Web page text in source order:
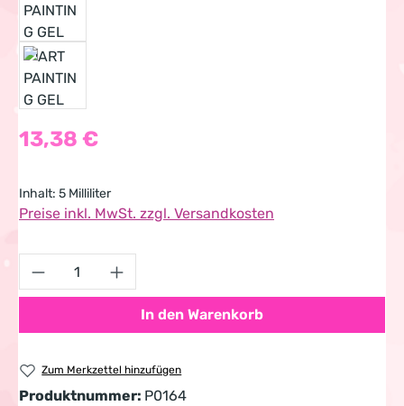
Regulärer Preis:
13,38 €
Inhalt: 5 Milliliter
Preise inkl. MwSt. zzgl. Versandkosten
Produkt Anzahl: Gib den gewünschten
In den Warenkorb
Zum Merkzettel hinzufügen
Produktnummer: P0164